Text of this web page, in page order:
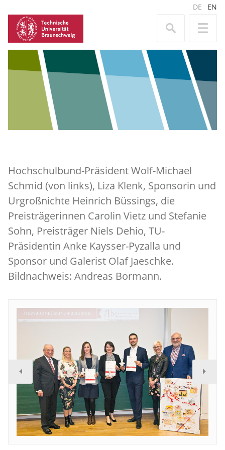
DE EN
Hochschulbund-Präsident Wolf-Michael
Schmid (von links), Liza Klenk, Sponsorin und
Urgroßnichte Heinrich Büssings, die
Preisträgerinnen Carolin Vietz und Stefanie
Sohn, Preisträger Niels Dehio, TU-
Präsidentin Anke Kaysser-Pyzalla und
Sponsor und Galerist Olaf Jaeschke.
Bildnachweis: Andreas Bormann.